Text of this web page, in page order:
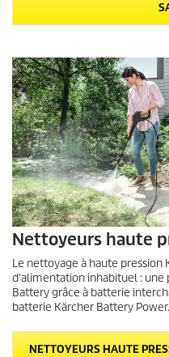
Nettoyeurs haute
Le nettoyage à haute
d'alimentation inhabituel : une
Battery grâce à batterie
batterie Kärcher Battery Power.
NETTOYEURS HAUTE